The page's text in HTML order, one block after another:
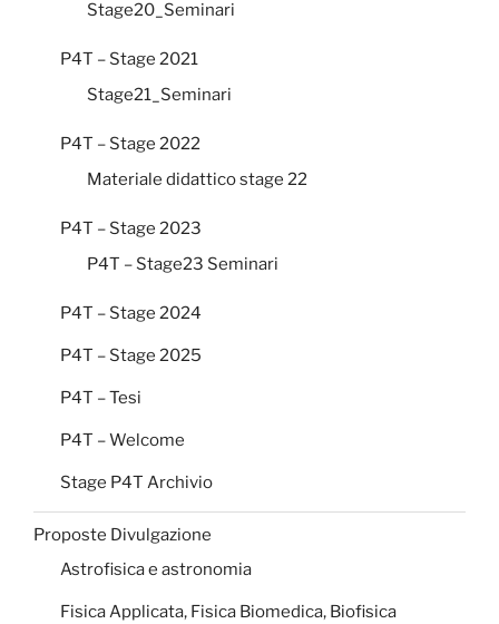
Stage20_Seminari
P4T – Stage 2021
Stage21_Seminari
P4T – Stage 2022
Materiale didattico stage 22
P4T – Stage 2023
P4T – Stage23 Seminari
P4T – Stage 2024
P4T – Stage 2025
P4T – Tesi
P4T – Welcome
Stage P4T Archivio
Proposte Divulgazione
Astrofisica e astronomia
Fisica Applicata, Fisica Biomedica, Biofisica